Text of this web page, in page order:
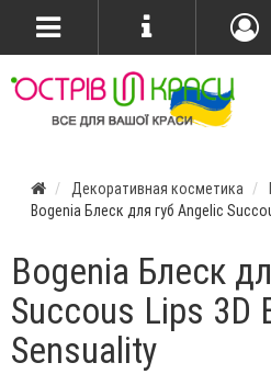
Декоративная косметика
Bogenia Блеск для губ Angelic
Bogenia Блеск
Succous Lips 3D
Sensuality